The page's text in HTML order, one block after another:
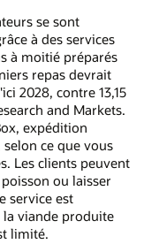
se sont
à des services
à moitié préparés
repas devrait
2028, contre 13,15
and Markets.
expédition
selon ce que vous
Les clients peuvent
ou laisser
service est
la viande produite
limité.